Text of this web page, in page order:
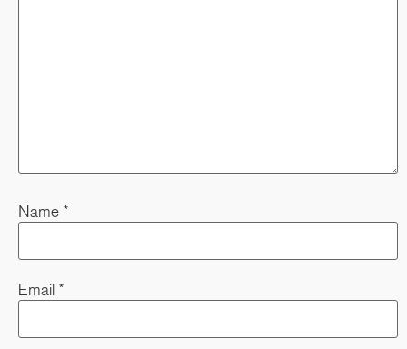
Name *
Email *